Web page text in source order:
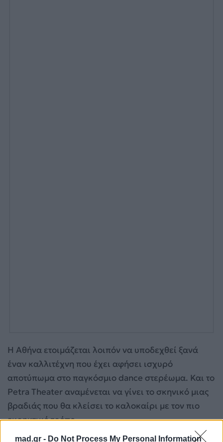
mad.gr - Do Not Process My Personal Information
Η Αθήνα ετοιμάζεται λοιπόν να υποδεχθεί ξανά
έναν καλλιτέχνη που έχει αφήσει ισχυρό
αποτύπωμα στο παγκόσμιο dance στερέωμα. Και το
Petra Theater αναμένεται να γίνει το σκηνικό μιας
βραδιάς που θα κλείσει το καλοκαίρι με τον πιο
εκρηκτικό τρόπο.